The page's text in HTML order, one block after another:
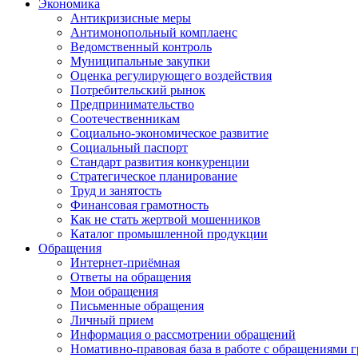
Экономика
Антикризисные меры
Антимонопольный комплаенс
Ведомственный контроль
Муниципальные закупки
Оценка регулирующего воздействия
Потребительский рынок
Предпринимательство
Соотечественникам
Социально-экономическое развитие
Социальный паспорт
Стандарт развития конкуренции
Стратегическое планирование
Труд и занятость
Финансовая грамотность
Как не стать жертвой мошенников
Каталог промышленной продукции
Обращения
Интернет-приёмная
Ответы на обращения
Мои обращения
Письменные обращения
Личный прием
Информация о рассмотрении обращений
Номативно-правовая база в работе с обращениями